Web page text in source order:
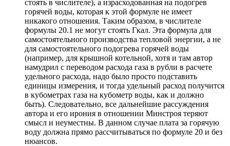
стоять в числителе), а израсходованная на подогрев
горячей воды, которая к этой формуле не имеет
никакого отношения. Таким образом, в числителе
формулы 20.1 не могут стоять Гкал. Эта формула для
самостоятельного производства тепловой энергии, а не
для самостоятельного подогрева горячей воды
(например, для крышной котельной, хотя и там автор
намудрил с переводом расхода газа в рубли в расчете
удельного расхода, надо было просто подставить
единицы измерения, и тогда удельный расход получится
в кубометрах газа на кубометр воды, как и должно
быть). Следовательно, все дальнейшие рассуждения
автора и его ирония в отношении Минстроя теряют
смысл и неуместны. В данном случае плата за горячую
воду должна прямо рассчитываться по формуле 20 и без
нюансов.